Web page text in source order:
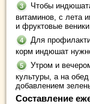
Чтобы
витаминов, с лета
и фруктовые веники.
Для
корм индюшат
Утром и
культуры, а на
добавлением
Составление